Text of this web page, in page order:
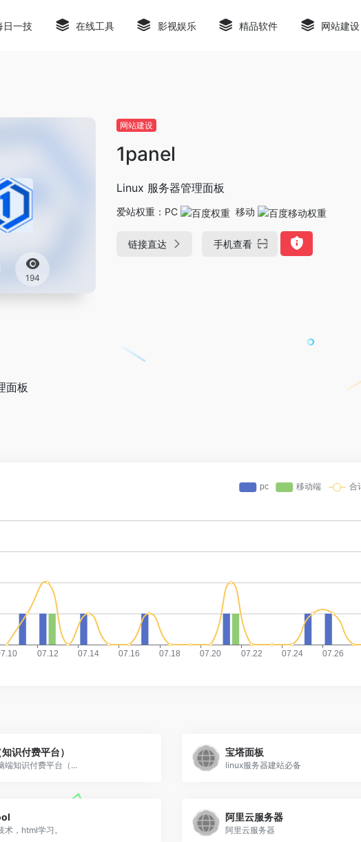
日一技 在线工具 影视娱乐 精品软件 网站建设
194
网站建设
1panel
Linux 服务器管理面板
爱站权重： PC 移动
链接直达 手机查看
面板
识付费平台）
端知识付费平台（...
宝塔面板
linux服务器建站必备
，html学习。
阿里云服务器
阿里云服务器